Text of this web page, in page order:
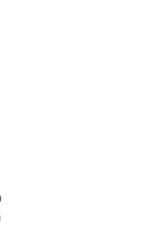
5 hvězdiček.